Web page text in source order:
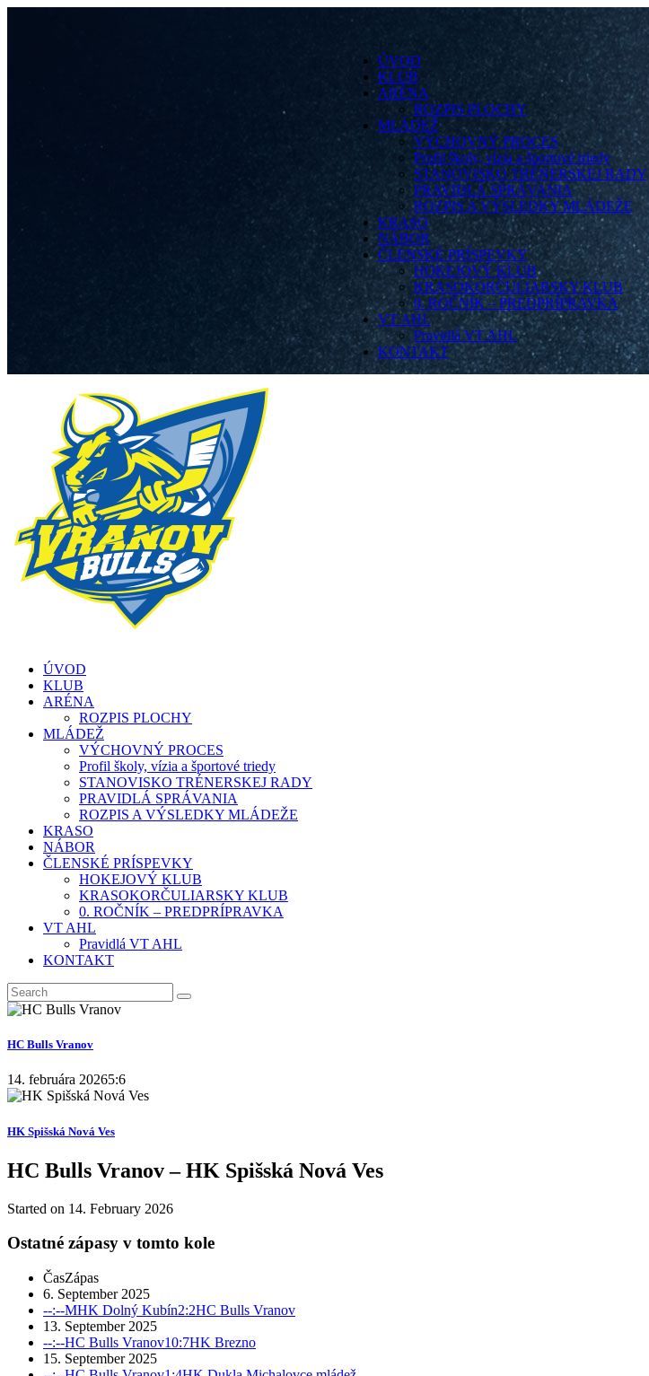
ÚVOD
KLUB
ARÉNA
ROZPIS PLOCHY
MLÁDEŽ
VÝCHOVNÝ PROCES
Profil školy, vízia a športové triedy
STANOVISKO TRÉNERSKEJ RADY
PRAVIDLÁ SPRÁVANIA
ROZPIS A VÝSLEDKY MLÁDEŽE
KRASO
NÁBOR
ČLENSKÉ PRÍSPEVKY
HOKEJOVÝ KLUB
KRASOKORČULIARSKY KLUB
0. ROČNÍK – PREDPRÍPRAVKA
VT AHL
Pravidlá VT AHL
KONTAKT
ÚVOD
KLUB
ARÉNA
ROZPIS PLOCHY
MLÁDEŽ
VÝCHOVNÝ PROCES
Profil školy, vízia a športové triedy
STANOVISKO TRÉNERSKEJ RADY
PRAVIDLÁ SPRÁVANIA
ROZPIS A VÝSLEDKY MLÁDEŽE
KRASO
NÁBOR
ČLENSKÉ PRÍSPEVKY
HOKEJOVÝ KLUB
KRASOKORČULIARSKY KLUB
0. ROČNÍK – PREDPRÍPRAVKA
VT AHL
Pravidlá VT AHL
KONTAKT
HC Bulls Vranov
14. februára 20265:6
HK Spišská Nová Ves
HC Bulls Vranov – HK Spišská Nová Ves
Started on 14. February 2026
Ostatné zápasy v tomto kole
ČasZápas
6. September 2025
--:--MHK Dolný Kubín2:2HC Bulls Vranov
13. September 2025
--:--HC Bulls Vranov10:7HK Brezno
15. September 2025